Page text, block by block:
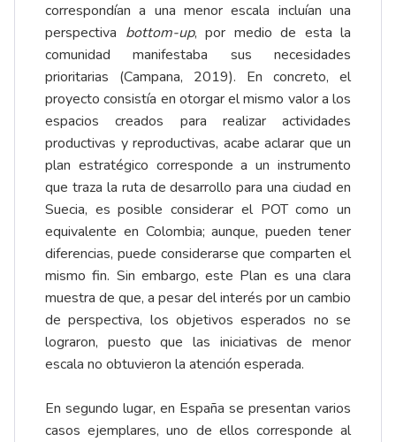
correspondían a una menor escala incluían una
perspectiva bottom-up, por medio de esta la
comunidad manifestaba sus necesidades
prioritarias (Campana, 2019). En concreto, el
proyecto consistía en otorgar el mismo valor a los
espacios creados para realizar actividades
productivas y reproductivas, acabe aclarar que un
plan estratégico corresponde a un instrumento
que traza la ruta de desarrollo para una ciudad en
Suecia, es posible considerar el POT como un
equivalente en Colombia; aunque, pueden tener
diferencias, puede considerarse que comparten el
mismo fin. Sin embargo, este Plan es una clara
muestra de que, a pesar del interés por un cambio
de perspectiva, los objetivos esperados no se
lograron, puesto que las iniciativas de menor
escala no obtuvieron la atención esperada.
En segundo lugar, en España se presentan varios
casos ejemplares, uno de ellos corresponde al